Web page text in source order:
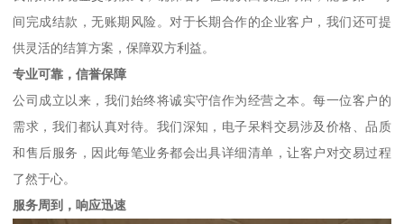
间完成结款，无账期风险。对于长期合作的企业客户，我们还可提
供灵活的结算方案，保障双方利益。
专业可靠，信誉保障
公司成立以来，我们始终将诚实守信作为经营之本。每一位客户的
需求，我们都认真对待。我们深知，电子呆料交易涉及价格、品质
和售后服务，因此每笔业务都会出具详细清单，让客户对交易过程
了然于心。
服务周到，响应迅速